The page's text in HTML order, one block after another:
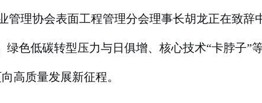
管理协会表面工程管理分会理事长胡龙正在致辞
绿色低碳转型压力与日俱增、核心技术“卡脖子
高质量发展新征程。